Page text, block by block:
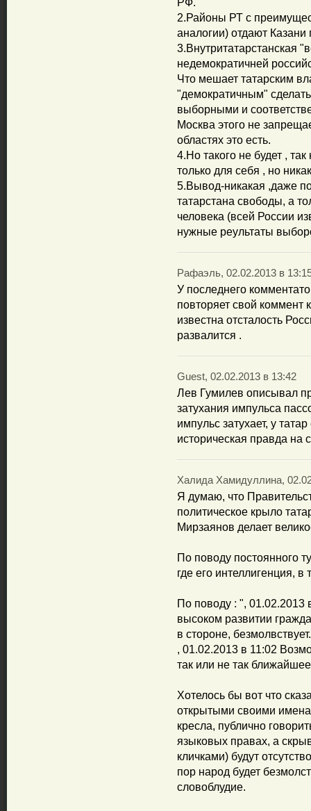
РФ.
2.Районы РТ с
аналогии) отдают
3.Внутритатарстанская
недемократичней
Что мешает татарским
"демократичным"
выборными и
Москва этого не
областях это есть.
4.Но такого не будет ,
только для себя , но
5.Вывод-никакая ,даже
татарстана свободы, а
человека (всей России
нужные реультаты
Рафаэль, 02.02.2013 в
У последнего
повторяет свой коммент
известна отсталость
развалится .
Guest, 02.02.2013 в 13:42
Лев Гумилев описывал
затухания импульса
импульс затухает, у
историческая правда на
Халида Хамидуллина,
Я думаю, что
политическое крыло
Мирзаянов делает
По поводу постоянного
где его интеллигенция,
По поводу : ", 01.02.2013
высоком развитии
в стороне, безмолвствует.
, 01.02.2013 в 11:02
так или не так
Хотелось бы вот что
открытыми своими
кресла, публично
языковых правах, а
кличками) будут
пор народ будет
словоблудие.